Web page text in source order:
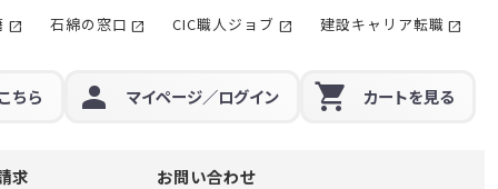
ちら マイページ／ログイン カートを見る
求 お問い合わせ
石綿の窓口 CIC職人ジョブ 建設キャリア転職